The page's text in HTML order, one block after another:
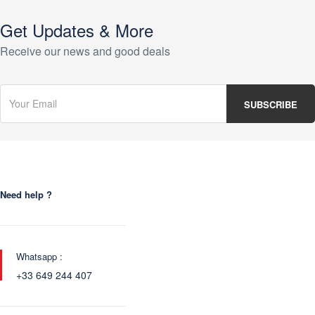
Get Updates & More
Receive our news and good deals
Need help ?
Whatsapp :
+33 649 244 407